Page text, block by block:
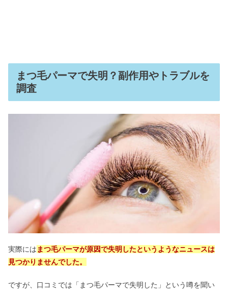
まつ毛パーマで失明？副作用やトラブルを
調査
実際にはまつ毛パーマが原因で失明したというようなニュースは
見つかりませんでした。
ですが、口コミでは「まつ毛パーマで失明した」という噂を聞い